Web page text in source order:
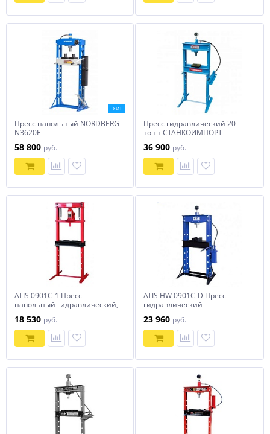
ХИТ
Пресс напольный NORDBERG
N3620F
58 800 руб.
Пресс гидравлический 20
тонн СТАНКОИМПОРТ
36 900 руб.
ATIS 0901C-1 Пресс
напольный гидравлический,
18 530 руб.
ATIS HW 0901C-D Пресс
гидравлический
23 960 руб.